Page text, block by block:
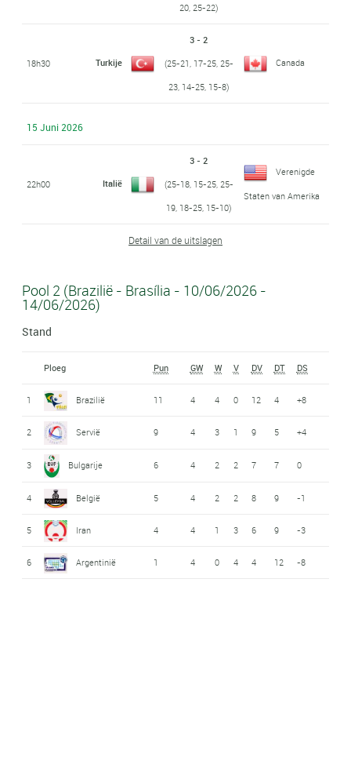
20, 25-22)
18h30 Turkije
3 - 2
(25-21, 17-25, 25-
23, 14-25, 15-8)
Canada
15 Juni 2026
22h00 Italië
3 - 2
(25-18, 15-25, 25-
19, 18-25, 15-10)
Verenigde
Staten van Amerika
Detail van de uitslagen
Pool 2 (Brazilië - Brasília - 10/06/2026 -
14/06/2026)
Stand
Ploeg Pun GW W V DV DT DS
1 Brazilië 11 4 4 0 12 4 +8
2 Servië 9 4 3 1 9 5 +4
3 Bulgarije 6 4 2 2 7 7 0
4 België 5 4 2 2 8 9 -1
5 Iran 4 4 1 3 6 9 -3
6 Argentinië 1 4 0 4 4 12 -8